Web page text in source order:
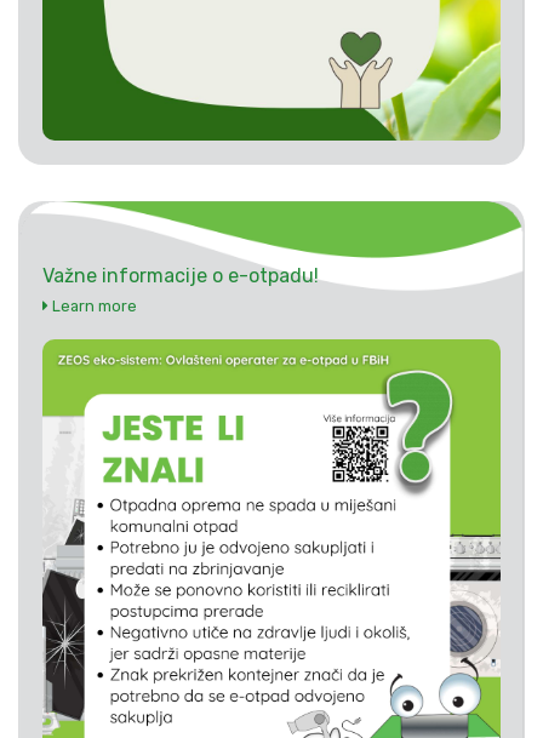
Važne informacije o e-otpadu!
Learn more